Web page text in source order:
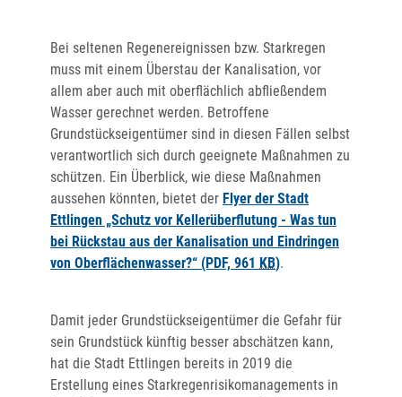
Bei seltenen Regenereignissen bzw. Starkregen
muss mit einem Überstau der Kanalisation, vor
allem aber auch mit oberflächlich abfließendem
Wasser gerechnet werden. Betroffene
Grundstückseigentümer sind in diesen Fällen selbst
verantwortlich sich durch geeignete Maßnahmen zu
schützen. Ein Überblick, wie diese Maßnahmen
aussehen könnten, bietet der Flyer der Stadt
Ettlingen „Schutz vor Kellerüberflutung - Was tun
bei Rückstau aus der Kanalisation und Eindringen
von Oberflächenwasser?“ (PDF, 961 KB).
Damit jeder Grundstückseigentümer die Gefahr für
sein Grundstück künftig besser abschätzen kann,
hat die Stadt Ettlingen bereits in 2019 die
Erstellung eines Starkregenrisikomanagements in